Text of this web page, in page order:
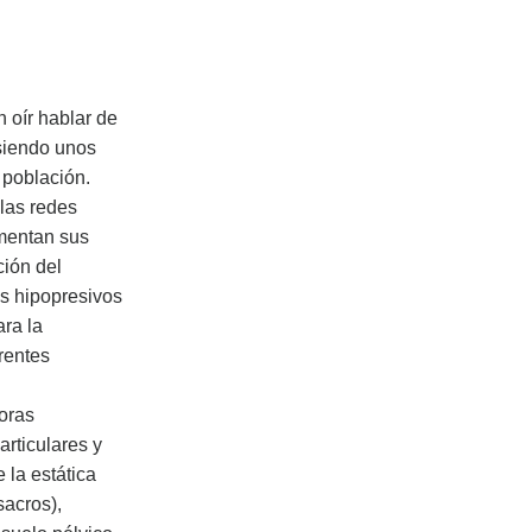
oír hablar de
unos
redes
sus
del
hipopresivos
la
y
la estática